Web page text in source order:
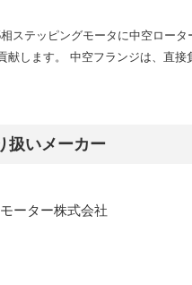
ステッピングモータに中空ロー
献します。 中空フランジは、直
扱いメーカー
ーター株式会社